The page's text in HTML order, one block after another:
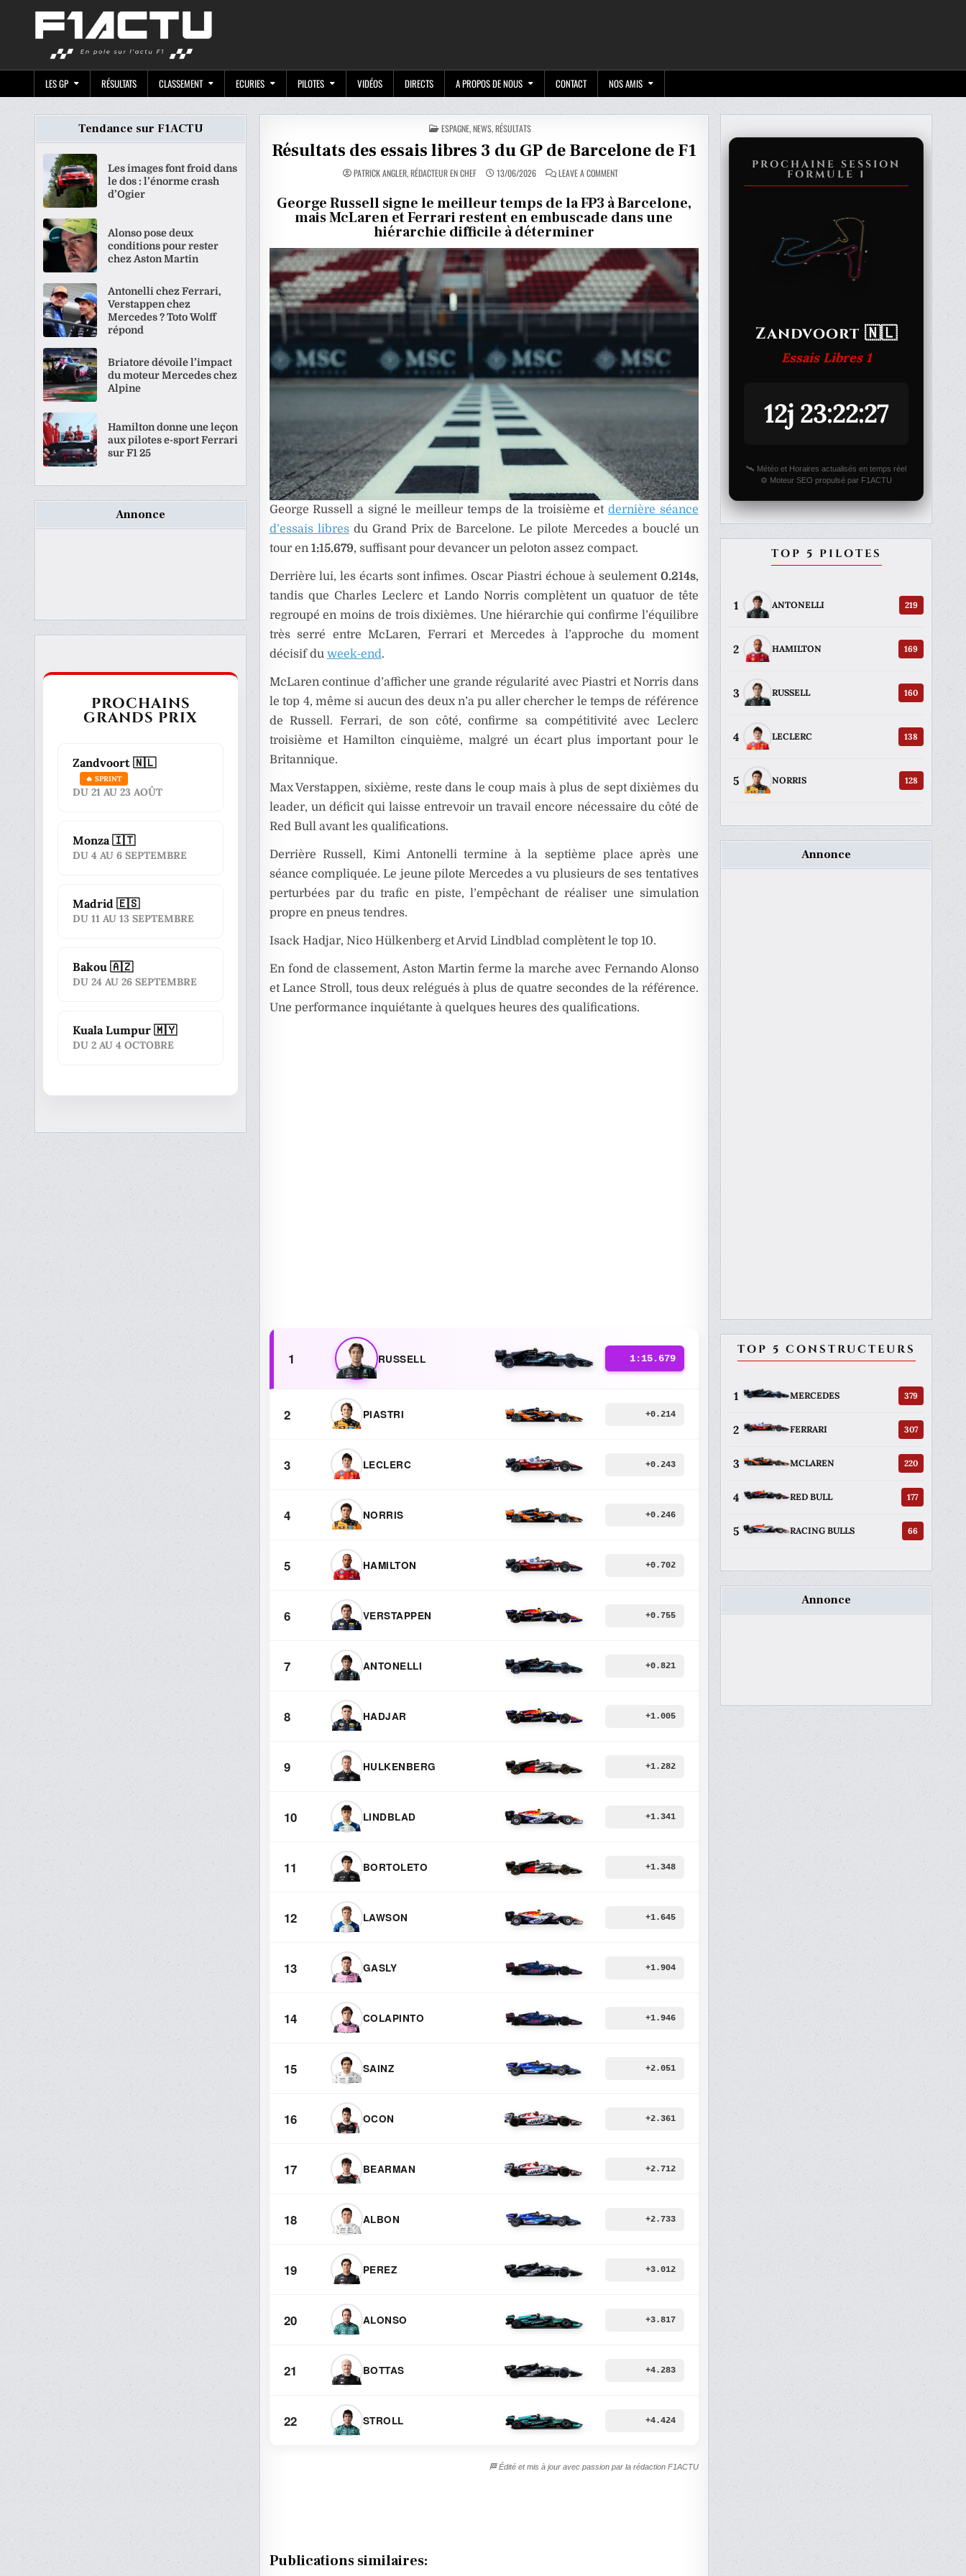
LES GP RÉSULTATS CLASSEMENT ECURIES PILOTES VIDÉOS DIRECTS A PROPOS DE NOUS CONTACT NOS AMIS
POSTED
IN
ESPAGNE,NEWS,RÉSULTATS
Résultats des essais libres 3 du GP de Barcelone de F1
PATRICK ANGLER, RÉDACTEUR EN CHEF 13/06/2026 LEAVE A COMMENTON
RÉSULTATS
ESSAIS
LIBRES
3
DU
BARCELONE
F1
George Russell signe le meilleur temps de la FP3 à Barcelone,
mais McLaren et Ferrari restent en embuscade dans une
hiérarchie difficile à déterminer
George Russell a signé le meilleur temps de la troisième etdernière séance
d’essais libresdu Grand Prix de Barcelone. Le pilote Mercedes a bouclé un
tour en 1:15.679, suffisant pour devancer un peloton assez compact.
Derrière lui, les écarts sont infimes. Oscar Piastri échoue à seulement 0.214s,
tandis que Charles Leclerc et Lando Norris complètent un quatuor de tête
regroupé en moins de trois dixièmes. Une hiérarchie qui confirme l’équilibre
très serré entre McLaren, Ferrari et Mercedes à l’approche du moment
décisif du week-end.
McLaren continue d’afficher une grande régularité avec Piastri et Norris dans
le top 4, même si aucun des deux n’a pu aller chercher le temps de référence
de Russell. Ferrari, de son côté, confirme sa compétitivité avec Leclerc
troisième et Hamilton cinquième, malgré un écart plus important pour le
Britannique.
Max Verstappen, sixième, reste dans le coup mais à plus de sept dixièmes du
leader, un déficit qui laisse entrevoir un travail encore nécessaire du côté de
Red Bull avant les qualifications.
Derrière Russell, Kimi Antonelli termine à la septième place après une
séance compliquée. Le jeune pilote Mercedes a vu plusieurs de ses tentatives
perturbées par du trafic en piste, l’empêchant de réaliser une simulation
propre en pneus tendres.
Isack Hadjar, Nico Hülkenberg et Arvid Lindblad complètent le top 10.
En fond de classement, Aston Martin ferme la marche avec Fernando Alonso
et Lance Stroll, tous deux relégués à plus de quatre secondes de la référence.
Une performance inquiétante à quelques heures des qualifications.
1 RUSSELL 1:15.679
2 PIASTRI +0.214
3 LECLERC +0.243
4 NORRIS +0.246
5 HAMILTON +0.702
6 VERSTAPPEN +0.755
7 ANTONELLI +0.821
8 HADJAR +1.005
9 HULKENBERG +1.282
10 LINDBLAD +1.341
11 BORTOLETO +1.348
12 LAWSON +1.645
13 GASLY +1.904
14 COLAPINTO +1.946
15 SAINZ +2.051
16 OCON +2.361
17 BEARMAN +2.712
18 ALBON +2.733
19 PEREZ +3.012
20 ALONSO +3.817
21 BOTTAS +4.283
22 STROLL +4.424
🏁 Édité et mis à jour avec passion par la rédaction F1ACTU
Publications similaires:
Tendance sur F1ACTU
Les images font froid dans
le dos : l’énorme crash
d’Ogier
Alonso pose deux
conditions pour rester
chez Aston Martin
Antonelli chez Ferrari,
Verstappen chez
Mercedes ? Toto Wolff
répond
Briatore dévoile l’impact
du moteur Mercedes chez
Alpine
Hamilton donne une leçon
aux pilotes e-sport Ferrari
sur F1 25
Annonce
PROCHAINS
GRANDS PRIX
Zandvoort 🇳🇱
🔥 SPRINT
DU 21 AU 23 AOÛT
Monza 🇮🇹
DU 4 AU 6 SEPTEMBRE
Madrid 🇪🇸
DU 11 AU 13 SEPTEMBRE
Bakou 🇦🇿
DU 24 AU 26 SEPTEMBRE
Kuala Lumpur 🇲🇾
DU 2 AU 4 OCTOBRE
PROCHAINE SESSION
FORMULE 1
Zandvoort 🇳🇱
Essais Libres 1
12j 23:22:27
🛰️ Météo et Horaires actualisés en temps réel
⚙️ Moteur SEO propulsé par F1ACTU
TOP 5 PILOTES
1 ANTONELLI 219
2 HAMILTON 169
3 RUSSELL 160
4 LECLERC 138
5 NORRIS 128
Annonce
TOP 5 CONSTRUCTEURS
1 MERCEDES 379
2 FERRARI 307
3 MCLAREN 220
4 RED BULL 177
5 RACING BULLS 66
Annonce